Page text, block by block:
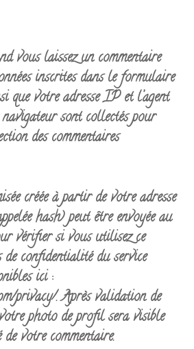
vous laissez un commentaire
inscrites dans le formulaire
que votre adresse IP et l’agent
sont collectés pour
des commentaires
créée à partir de votre adresse
hash) peut être envoyée au
vérifier si vous utilisez ce
de confidentialité du service
ici :
privacy/. Après validation de
photo de profil sera visible
votre commentaire.